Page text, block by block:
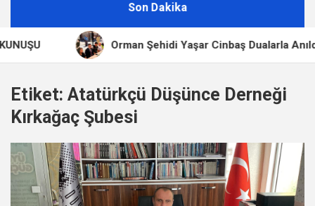
Son Dakika
Orman Şehidi Yaşar Cinbaş Dualarla Anıldı
Etiket: Atatürkçü Düşünce Derneği
Kırkağaç Şubesi